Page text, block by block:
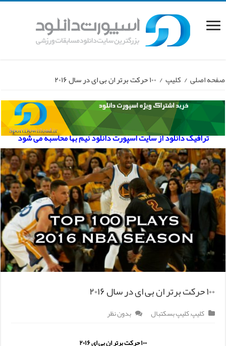
صفحه اصلی / کلیپ / ۱۰۰ حرکت برتر ان بی ای در سال ۲۰۱۶
ترافیک دانلود از سایت اسپورت دانلود نیم بها محاسبه می شود
۱۰۰ حرکت برتر ان بی ای در سال ۲۰۱۶
کلیپ,کلیپ بسکتبال بدون نظر
۱۰۰ حرکت برتر ان بی ای ۲۰۱۶